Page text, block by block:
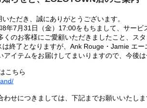
ただき、誠にありがとうございます。
年7月31日（金）17:00をもちまして、サービ
くのお客様にご愛顧いただきましたこと、ス
終了となりますが、Ank Rouge・Jamie エ
アイテムをお届けしてまいりますので、今後
こちら
せにつきましては、下記までお願いいたしま